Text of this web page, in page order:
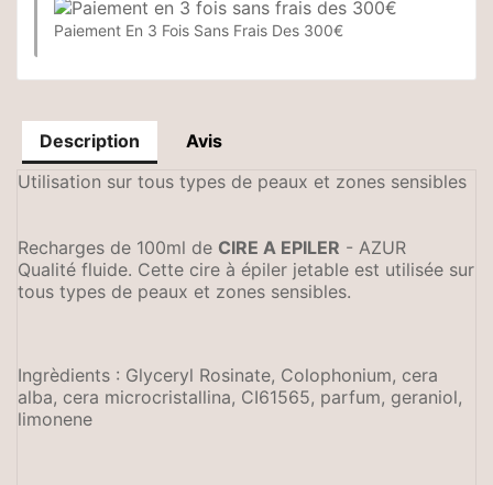
Paiement En 3 Fois Sans Frais Des 300€
Description
Avis
Utilisation sur tous types de peaux et zones sensibles
Recharges de 100ml de CIRE A EPILER - AZUR
Qualité fluide. Cette cire à épiler jetable est utilisée sur
tous types de peaux et zones sensibles.
Ingrèdients : Glyceryl Rosinate, Colophonium, cera
alba, cera microcristallina, CI61565, parfum, geraniol,
limonene